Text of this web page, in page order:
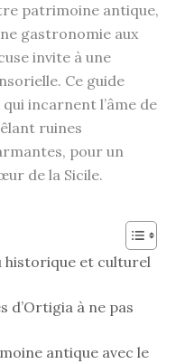
patrimoine antique,
gastronomie aux
invite à une
Ce guide
incarnent l’âme de
ruines
pour un
de la Sicile.
historique et culturel
d’Ortigia à ne pas
antique avec le